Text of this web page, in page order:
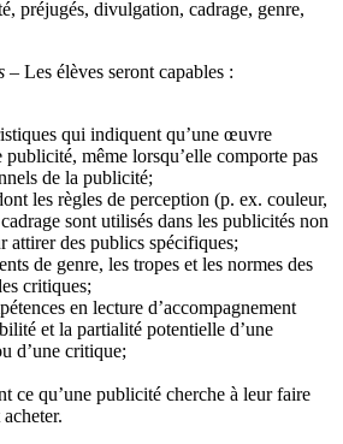
préjugés, divulgation, cadrage, genre,
– Les élèves seront capables :
qui indiquent qu’une œuvre
publicité, même lorsqu’elle comporte pas
de la publicité;
les règles de perception (p. ex. couleur,
sont utilisés dans les publicités non
attirer des publics spécifiques;
de genre, les tropes et les normes des
critiques;
en lecture d’accompagnement
et la partialité potentielle d’une
d’une critique;
ce qu’une publicité cherche à leur faire